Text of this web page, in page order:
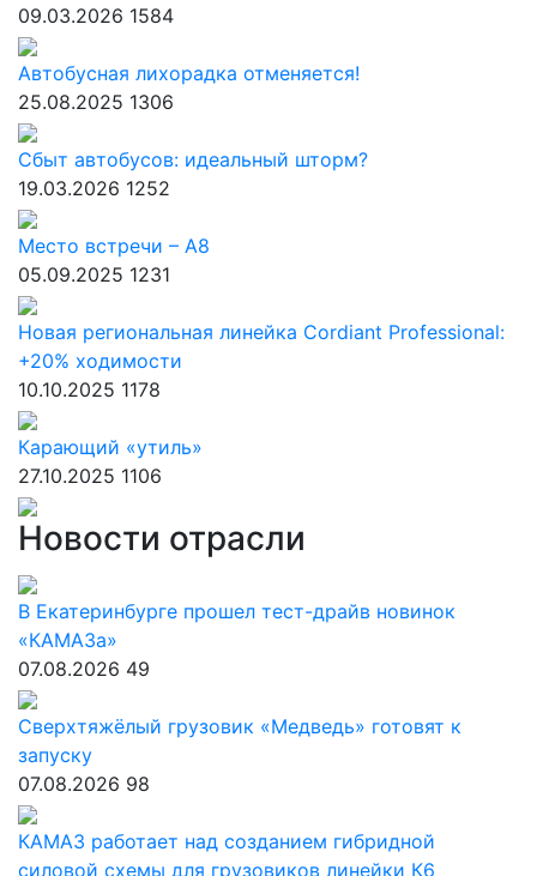
09.03.2026 1584
Автобусная лихорадка отменяется!
25.08.2025 1306
Сбыт автобусов: идеальный шторм?
19.03.2026 1252
Место встречи – А8
05.09.2025 1231
Новая региональная линейка Cordiant Professional:
+20% ходимости
10.10.2025 1178
Карающий «утиль»
27.10.2025 1106
Новости отрасли
В Екатеринбурге прошел тест-драйв новинок
«КАМАЗа»
07.08.2026 49
Сверхтяжёлый грузовик «Медведь» готовят к
запуску
07.08.2026 98
КАМАЗ работает над созданием гибридной
силовой схемы для грузовиков линейки К6